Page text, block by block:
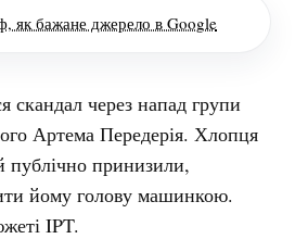
як бажане джерело в Google
скандал через напад групи
Артема Передерія. Хлопця
принизили,
йому голову машинкою.
IPT.